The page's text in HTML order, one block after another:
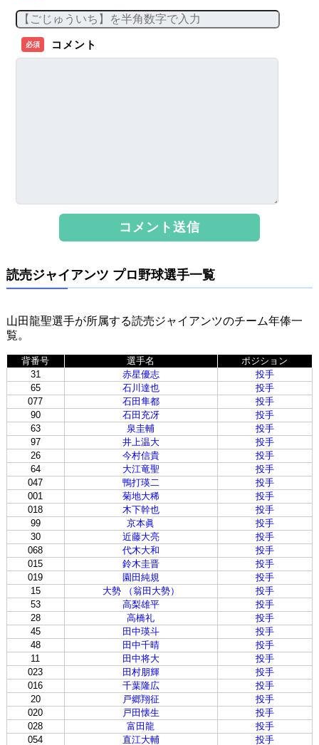
必須 コメント
読売ジャイアンツ プロ野球選手一覧
山田龍聖選手が所属する読売ジャイアンツのチーム年俸一
覧。
背番号 選手名
ポジション
31
赤星優志
投手
65
石川達也
投手
077
石田隼都
投手
90
石田充冴
投手
63
泉圭輔
投手
97
井上温大
投手
26
今村信貴
投手
64
大江竜聖
投手
047
鴨打瑛二
投手
001
菊地大稀
投手
018
木下幹也
投手
99
京本眞
投手
30
近藤大亮
投手
068
代木大和
投手
015
鈴木圭晋
投手
019
園田純規
投手
15
大勢 （翁田大勢）
投手
53
高梨雄平
投手
28
高橋礼
投手
45
田中瑛斗
投手
48
田中千晴
投手
11
田中将大
投手
023
田村朋輝
投手
016
千葉隆広
投手
20
戸郷翔征
投手
020
戸田懐生
投手
028
富田龍
投手
054
直江大輔 投手